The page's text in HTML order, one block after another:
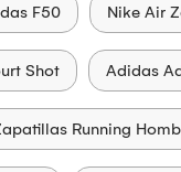
F50 Nike Air
Shot Adidas
Running